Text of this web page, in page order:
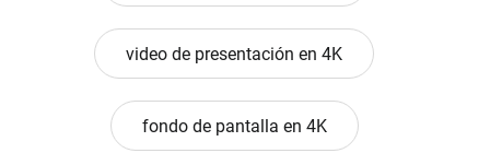
video de presentación en 4K
fondo de pantalla en 4K